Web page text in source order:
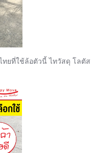
ทยที่ใช้ล้อตัวนี้ ไทวัสดุ โลตั